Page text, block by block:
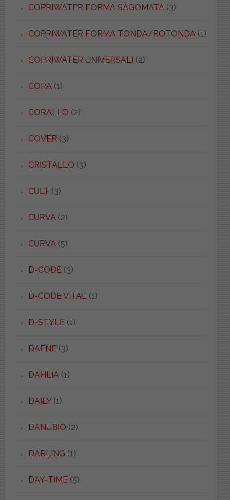
COPRIWATER FORMA SAGOMATA(3)
COPRIWATER FORMA TONDA/ROTONDA(1)
COPRIWATER UNIVERSALI (2)
CORA(1)
CORALLO (2)
COVER (3)
CRISTALLO (3)
CULT (3)
CURVA(2)
CURVA(5)
D-CODE(3)
D-CODE VITAL(1)
D-STYLE(1)
DAFNE(3)
DAHLIA(1)
DAILY(1)
DANUBIO (2)
DARLING (1)
DAY-TIME(5)